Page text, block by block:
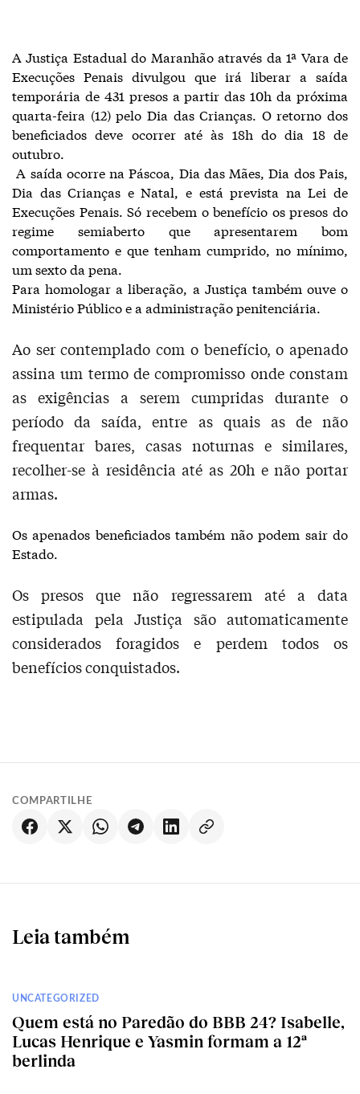
A Justiça Estadual do Maranhão através da 1ª Vara de
Execuções Penais divulgou que irá liberar a saída
temporária de 431 presos a partir das 10h da próxima
quarta-feira (12) pelo Dia das Crianças. O retorno dos
beneficiados deve ocorrer até às 18h do dia 18 de
outubro.
A saída ocorre na Páscoa, Dia das Mães, Dia dos Pais,
Dia das Crianças e Natal, e está prevista na Lei de
Execuções Penais. Só recebem o benefício os presos do
regime semiaberto que apresentarem bom
comportamento e que tenham cumprido, no mínimo,
um sexto da pena.
Para homologar a liberação, a Justiça também ouve o
Ministério Público e a administração penitenciária.
Ao ser contemplado com o benefício, o apenado
assina um termo de compromisso onde constam
as exigências a serem cumpridas durante o
período da saída, entre as quais as de não
frequentar bares, casas noturnas e similares,
recolher-se à residência até as 20h e não portar
armas.
Os apenados beneficiados também não podem sair do
Estado.
Os presos que não regressarem até a data
estipulada pela Justiça são automaticamente
considerados foragidos e perdem todos os
benefícios conquistados.
COMPARTILHE
Leia também
UNCATEGORIZED
Quem está no Paredão do BBB 24? Isabelle,
Lucas Henrique e Yasmin formam a 12ª
berlinda